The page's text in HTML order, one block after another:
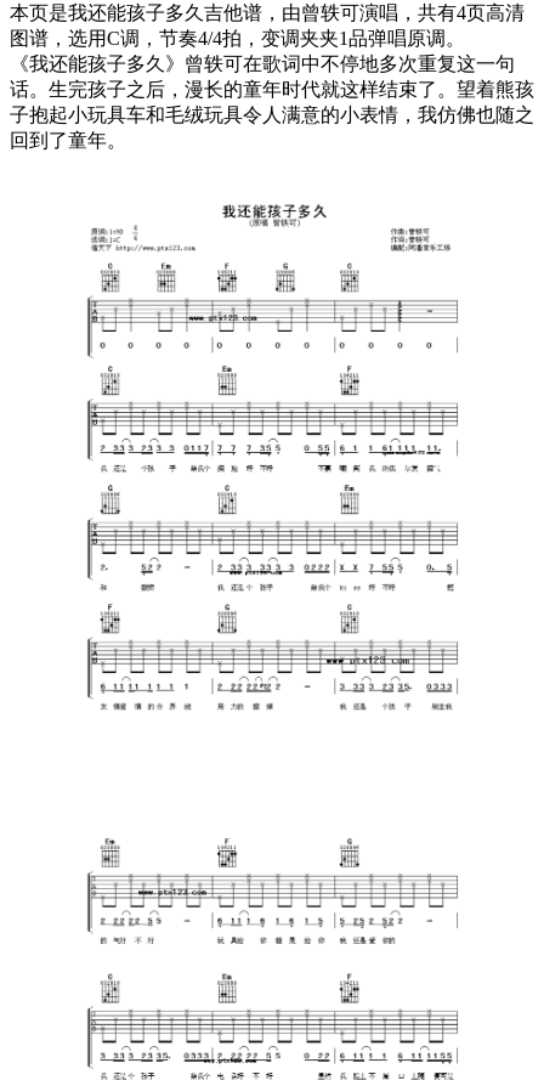
本页是我还能孩子多久吉他谱，由曾轶可演唱，共有4页高清
图谱，选用C调，节奏4/4拍，变调夹夹1品弹唱原调。
《我还能孩子多久》曾轶可在歌词中不停地多次重复这一句
话。生完孩子之后，漫长的童年时代就这样结束了。望着熊孩
子抱起小玩具车和毛绒玩具令人满意的小表情，我仿佛也随之
回到了童年。